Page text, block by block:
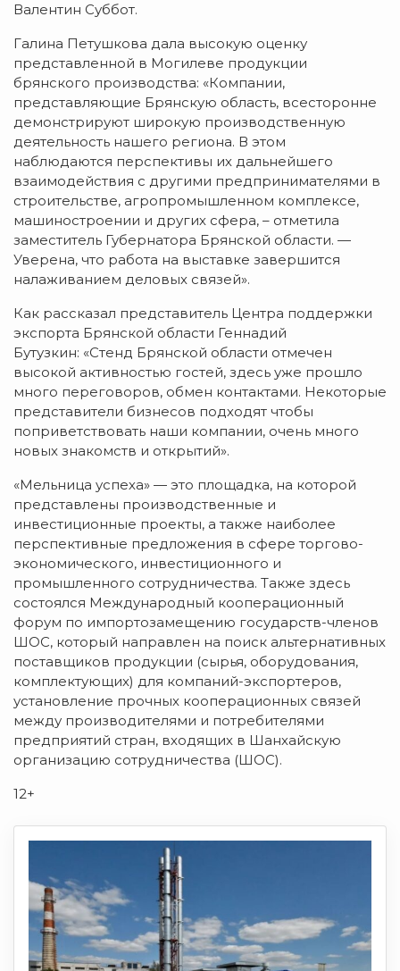
Валентин Суббот.
Галина Петушкова дала высокую оценку
представленной в Могилеве продукции
брянского производства: «Компании,
представляющие Брянскую область, всесторонне
демонстрируют широкую производственную
деятельность нашего региона. В этом
наблюдаются перспективы их дальнейшего
взаимодействия с другими предпринимателями в
строительстве, агропромышленном комплексе,
машиностроении и других сфера, – отметила
заместитель Губернатора Брянской области. —
Уверена, что работа на выставке завершится
налаживанием деловых связей».
Как рассказал представитель Центра поддержки
экспорта Брянской области Геннадий
Бутузкин: «Стенд Брянской области отмечен
высокой активностью гостей, здесь уже прошло
много переговоров, обмен контактами. Некоторые
представители бизнесов подходят чтобы
поприветствовать наши компании, очень много
новых знакомств и открытий».
«Мельница успеха» — это площадка, на которой
представлены производственные и
инвестиционные проекты, а также наиболее
перспективные предложения в сфере торгово-
экономического, инвестиционного и
промышленного сотрудничества. Также здесь
состоялся Международный кооперационный
форум по импортозамещению государств-членов
ШОС, который направлен на поиск альтернативных
поставщиков продукции (сырья, оборудования,
комплектующих) для компаний-экспортеров,
установление прочных кооперационных связей
между производителями и потребителями
предприятий стран, входящих в Шанхайскую
организацию сотрудничества (ШОС).
12+